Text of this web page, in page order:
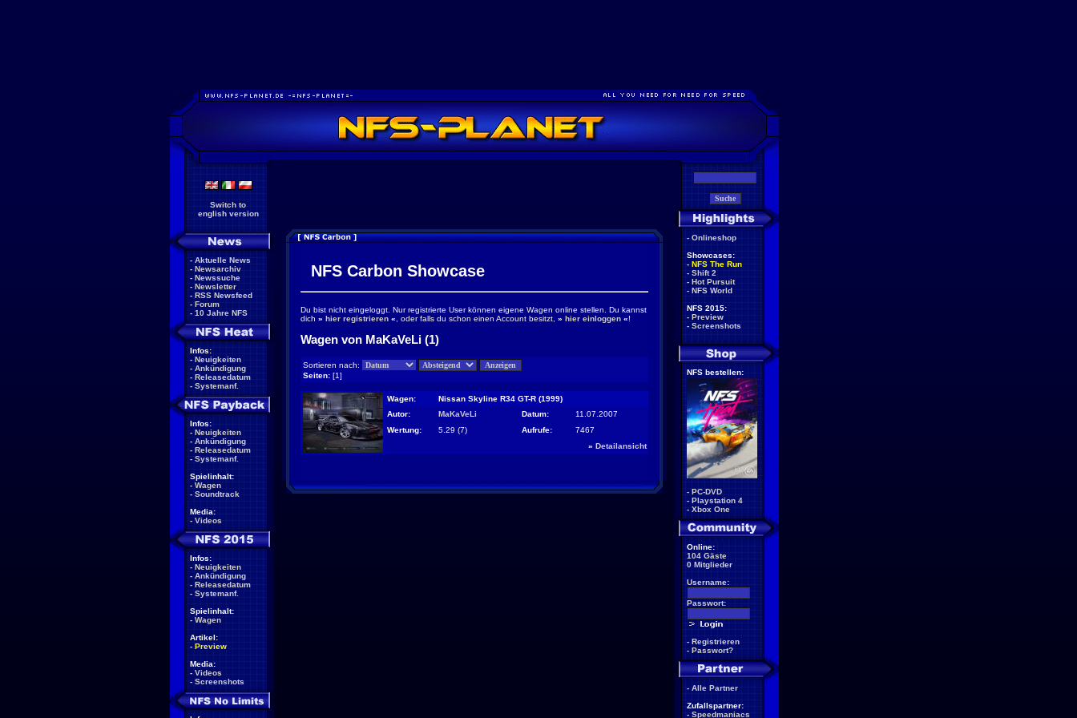
Switch to
english version
- Aktuelle News
- Newsarchiv
- Newssuche
- Newsletter
- RSS Newsfeed
- Forum
- 10 Jahre NFS
Infos:
- Neuigkeiten
- Ankündigung
- Releasedatum
- Systemanf.
Infos:
- Neuigkeiten
- Ankündigung
- Releasedatum
- Systemanf.
Spielinhalt:
- Wagen
- Soundtrack
Media:
- Videos
Infos:
- Neuigkeiten
- Ankündigung
- Releasedatum
- Systemanf.
Spielinhalt:
- Wagen
Artikel:
- Preview
Media:
- Videos
- Screenshots
NFS Carbon Showcase
Du bist nicht eingeloggt. Nur registrierte User können eigene Wagen online stellen. Du kannst
dich » hier registrieren « , oder falls du schon einen Account besitzt, » hier einloggen «!
Wagen von MaKaVeLi (1)
Sortieren nach:
Seiten: [1]
Wagen:
Nissan Skyline R34 GT-R (1999)
Autor:
MaKaVeLi Datum:
11.07.2007
Wertung:
5.29 (7) Aufrufe:
7467
» Detailansicht
- Onlineshop
Showcases:
- NFS The Run
- Shift 2
- Hot Pursuit
- NFS World
NFS 2015:
- Preview
- Screenshots
NFS bestellen:
- PC-DVD
- Playstation 4
- Xbox One
Online:
104 Gäste
0 Mitglieder
Username:
Passwort:
- Registrieren
- Passwort?
- Alle Partner
Zufallspartner:
- Speedmaniacs